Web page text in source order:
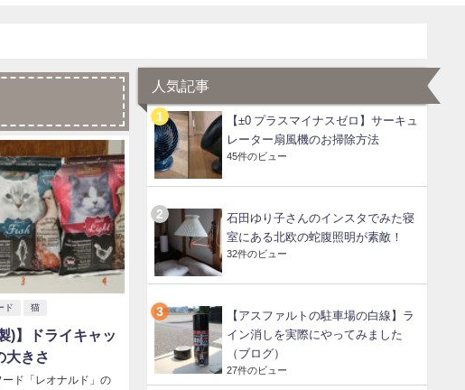
ド 猫
)】ドライキャッ
大きさ
ド「レオナルド」の
人気記事
【±0 プラスマイナスゼロ】サーキュ
レーター扇風機のお掃除方法
45件のビュー
石田ゆり子さんのインスタでみた寝
室にある北欧の蛇腹照明が素敵！
32件のビュー
【アスファルトの駐車場の白線】ラ
イン消しを実際にやってみました
（ブログ）
27件のビュー